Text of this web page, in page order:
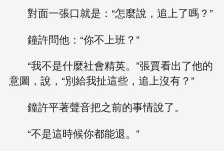
對面一張口就是：“怎麼說，追上了嗎？”
鐘許問他：“你不上班？”
“我不是什麼社會精英。”張賈看出了他的
意圖，說，“別給我扯這些，追上沒有？”
鐘許平著聲音把之前的事情說了。
“不是這時候你都能退。”